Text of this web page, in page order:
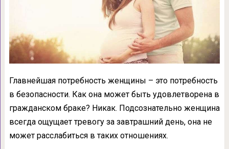
Главнейшая потребность женщины – это потребность
в безопасности. Как она может быть удовлетворена в
гражданском браке? Никак. Подсознательно женщина
всегда ощущает тревогу за завтрашний день, она не
может расслабиться в таких отношениях.